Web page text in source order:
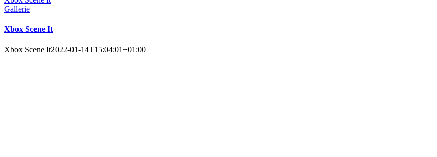
Gallerie
Xbox Scene It
Xbox Scene It2022-01-14T15:04:01+01:00